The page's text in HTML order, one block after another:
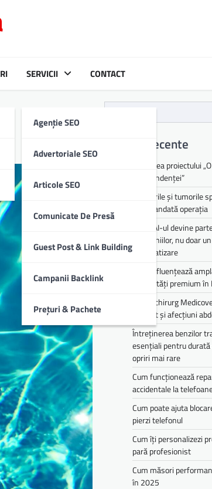
SERVICII
Agenție SEO
Advertoriale SEO
Articole SEO
Comunicate De Presă
Guest Post & Link Building
Campanii Backlink
Prețuri & Pachete
CONTACT
Articole recente
Lansarea proiectului
independenței”
Chisturile și tumorile
recomandată operația
De ce AI-ul devine
companiilor, nu doar
automatizare
Cum influențează
proprietăți premium
Medic chirurg
colecist și afecțiuni
Întreținerea benzilor
esențiali pentru
opriri mai rare
Cum funcționează
accidentale la
Cum poate ajuta
pierzi telefonul
Cum îți personalizezi
pară profesionist
Cum măsori
în 2025